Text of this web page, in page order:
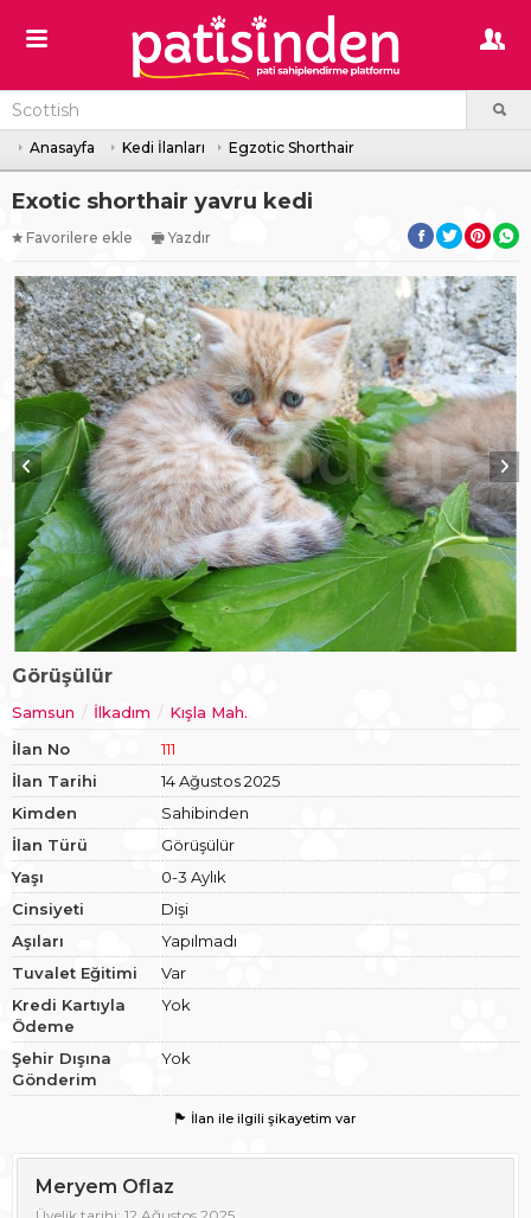
Anasayfa Kedi İlanları Egzotic Shorthair
Exotic shorthair yavru kedi
Favorilere ekle Yazdır
Görüşülür
Samsun İlkadım
Kışla Mah.
İlan No
111
İlan Tarihi
14 Ağustos 2025
Kimden
Sahibinden
İlan Türü
Görüşülür
Yaşı
0-3 Aylık
Cinsiyeti
Dişi
Aşıları
Yapılmadı
Tuvalet Eğitimi
Var
Kredi Kartıyla
Ödeme
Yok
Şehir Dışına
Gönderim
Yok
İlan ile ilgili şikayetim var
Meryem Oflaz